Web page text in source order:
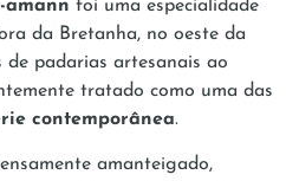
amann foi uma especialidade
da Bretanha, no oeste da
de padarias artesanais ao
tratado como uma das
contemporânea.
amanteigado,